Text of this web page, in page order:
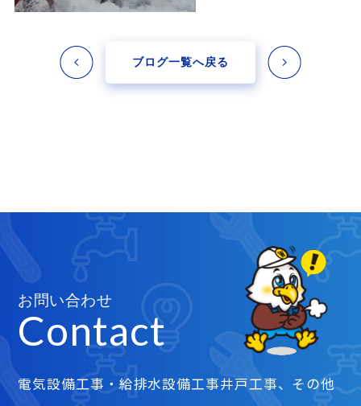
ブログ一覧へ戻る
お問い合わせ
Contact
電気設備工事・給排水設備工事井戸工事、その他